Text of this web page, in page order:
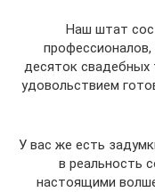
Наш штат
десяток
удовольствием
У вас же есть
в реальность
настоящими